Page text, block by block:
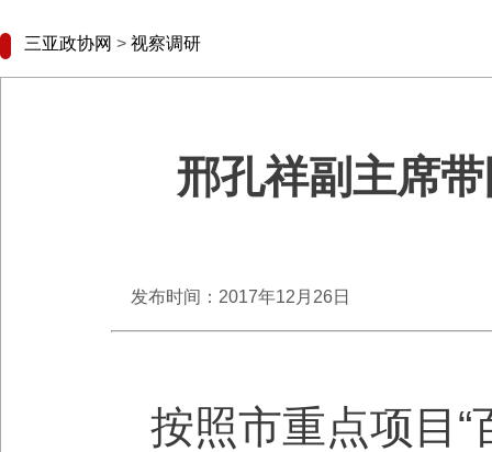
三亚政协网 > 视察调研
邢孔祥副主席
发布时间：2017年12月26日
按照市重点项目